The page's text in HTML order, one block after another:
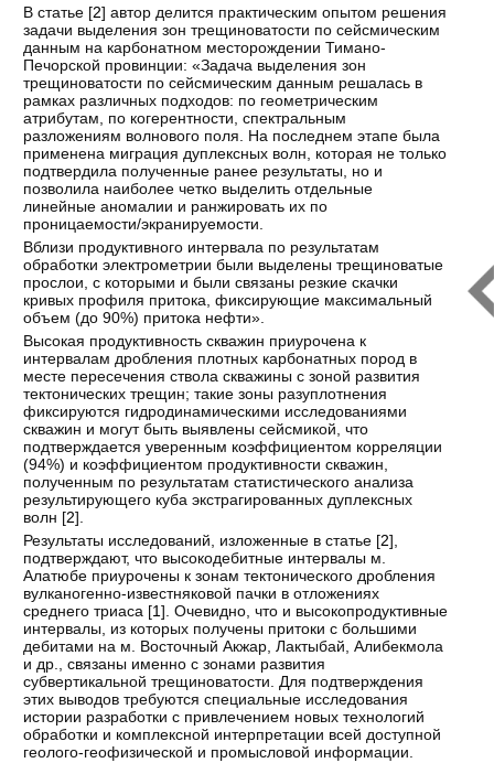
В статье [2] автор делится практическим опытом решения
задачи выделения зон трещиноватости по сейсмическим
данным на карбонатном месторождении Тимано-
Печорской провинции: «Задача выделения зон
трещиноватости по сейсмическим данным решалась в
рамках различных подходов: по геометрическим
атрибутам, по когерентности, спектральным
разложениям волнового поля. На последнем этапе была
применена миграция дуплексных волн, которая не только
подтвердила полученные ранее результаты, но и
позволила наиболее четко выделить отдельные
линейные аномалии и ранжировать их по
проницаемости/экранируемости.
Вблизи продуктивного интервала по результатам
обработки электрометрии были выделены трещиноватые
прослои, с которыми и были связаны резкие скачки
кривых профиля притока, фиксирующие максимальный
объем (до 90%) притока нефти».
Высокая продуктивность скважин приурочена к
интервалам дробления плотных карбонатных пород в
месте пересечения ствола скважины с зоной развития
тектонических трещин; такие зоны разуплотнения
фиксируются гидродинамическими исследованиями
скважин и могут быть выявлены сейсмикой, что
подтверждается уверенным коэффициентом корреляции
(94%) и коэффициентом продуктивности скважин,
полученным по результатам статистического анализа
результирующего куба экстрагированных дуплексных
волн [2].
Результаты исследований, изложенные в статье [2],
подтверждают, что высокодебитные интервалы м.
Алатюбе приурочены к зонам тектонического дробления
вулканогенно-известняковой пачки в отложениях
среднего триаса [1]. Очевидно, что и высокопродуктивные
интервалы, из которых получены притоки с большими
дебитами на м. Восточный Акжар, Лактыбай, Алибекмола
и др., связаны именно с зонами развития
субвертикальной трещиноватости. Для подтверждения
этих выводов требуются специальные исследования
истории разработки с привлечением новых технологий
обработки и комплексной интерпретации всей доступной
геолого-геофизической и промысловой информации.